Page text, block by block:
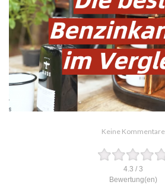
Keine Kommentare
4.3 / 3
Bewertung(en)